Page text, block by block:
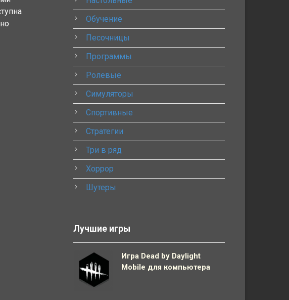
Обучение
Песочницы
Программы
Ролевые
Симуляторы
Спортивные
Стратегии
Три в ряд
Хоррор
Шутеры
Лучшие игры
Игра Dead by Daylight
Mobile для компьютера